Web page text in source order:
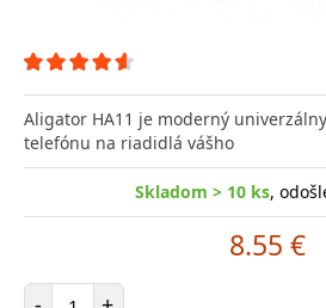
Aligator HA11 je moderný
telefónu na riadidlá vášho
Skladom > 10 ks,
8.55 €
Počet položiek